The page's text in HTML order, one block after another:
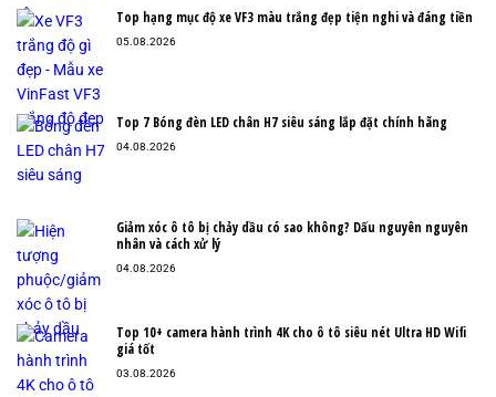
Top hạng mục độ xe VF3 màu trắng đẹp tiện nghi và đáng tiền
05.08.2026
Top 7 Bóng đèn LED chân H7 siêu sáng lắp đặt chính hãng
04.08.2026
Giảm xóc ô tô bị chảy dầu có sao không? Dấu nguyên nguyên
nhân và cách xử lý
04.08.2026
Top 10+ camera hành trình 4K cho ô tô siêu nét Ultra HD Wifi
giá tốt
03.08.2026